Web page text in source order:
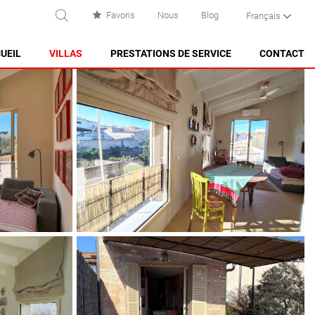
Favoris Nous Blog Français
VILLAS
ES CASTELL
ES GRAU
MAHÓN
NA MACARET
PUNTA PRIMA - SON GANXO
SANT LLUÍS
SANTO TOMAS
SON BOU
PRESTATIONS DE SERVICE CONTACT